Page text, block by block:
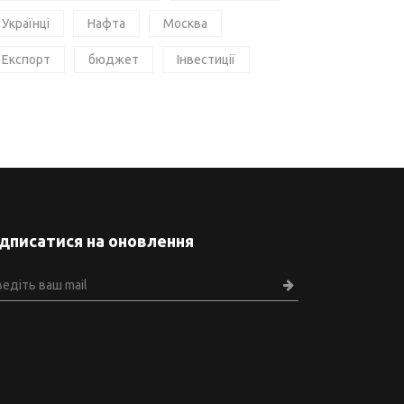
Українці Нафта Москва
Експорт бюджет Інвестиції
на оновлення